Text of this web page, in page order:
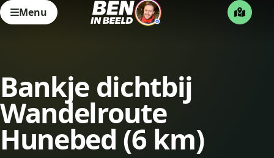
Menu
Bankje dichtbij
Wandelroute
Hunebed (6 km)